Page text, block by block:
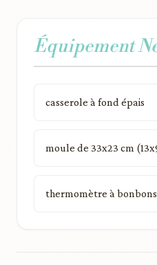
Équipement
casserole à fond épais
moule de 33x23 cm
thermomètre à